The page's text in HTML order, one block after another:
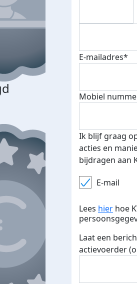
E-
€500 euro
verdiend
E-mailadres*
Mobiel
Ik blijf graag
acties en
bijdragen aan
E-mail
Lees hier hoe
Laat een
actievoerder